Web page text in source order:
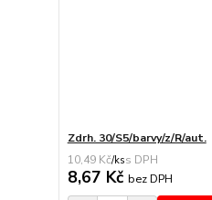
Zdrh. 30/S5/barvy/z/R/aut.
10,49 Kč/ks
8,67 Kč bez DPH